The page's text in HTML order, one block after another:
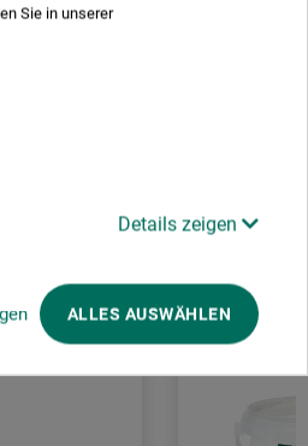
Sie in unserer
Details zeigen
ALLES AUSWÄHLEN
kauften auch